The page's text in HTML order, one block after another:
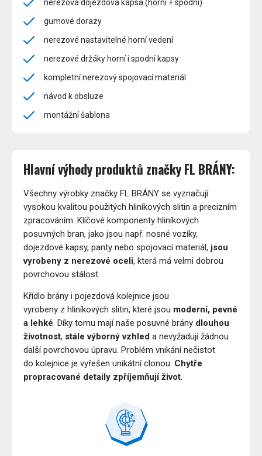
nerezová dojezdová kapsa (horní + spodní)
gumové dorazy
nerezové nastavitelné horní vedení
nerezové držáky horní i spodní kapsy
kompletní nerezový spojovací materiál
návod k obsluze
montážní šablona
Hlavní výhody produktů značky FL BRÁNY:
Všechny výrobky značky FL BRÁNY se vyznačují
vysokou kvalitou použitých hliníkových slitin a precizním
zpracováním. Klíčové komponenty hliníkových
posuvných bran, jako jsou např. nosné vozíky,
dojezdové kapsy, panty nebo spojovací materiál, jsou
vyrobeny z nerezové oceli, která má velmi dobrou
povrchovou stálost.
Křídlo brány i pojezdová kolejnice jsou
vyrobeny z hliníkových slitin, které jsou moderní, pevné
a lehké. Díky tomu mají naše posuvné brány dlouhou
životnost, stále výborný vzhled a nevyžadují žádnou
další povrchovou úpravu. Problém vnikání nečistot
do kolejnice je vyřešen unikátní clonou. Chytře
propracované detaily zpříjemňují život.